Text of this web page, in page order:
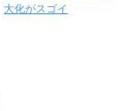
大化がスゴイ